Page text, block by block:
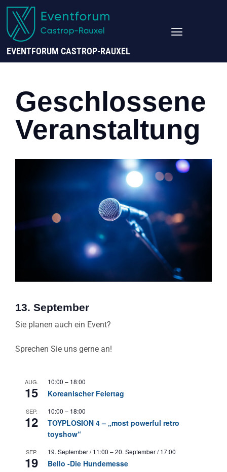
EVENTFORUM CASTROP-RAUXEL
Geschlossene
Veranstaltung
13. September
Sie planen auch ein Event?
Sprechen Sie uns gerne an!
AUG.
15
10:00 – 18:00
Koreanischer Feiertag
SEP.
12
10:00 – 18:00
TOYPLOSION 4 – „most powerful retro
toyshow“
SEP.
19
19. September / 11:00 –20. September / 17:00
Bello -Die Hundemesse